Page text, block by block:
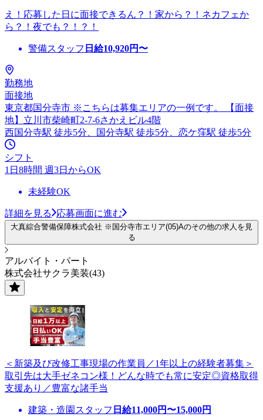
え！応募した日に面接できるん？！家から？！ネカフェか
ら？！夜でも？！？！
警備スタッフ 日給10,920円〜
勤務地
面接地
東京都国分寺市 ※こちらは募集エリアの一例です。 【面接
地】立川市柴崎町2-7-6さかえビル4階
西国分寺駅 徒歩5分、国分寺駅 徒歩5分、恋ケ窪駅 徒歩5分
シフト
1日8時間 週3日からOK
未経験OK
詳細を見る 応募画面に進む
大真綜合警備保障株式会社 ※国分寺市エリア(05)Aのその他の求人を見
る
アルバイト・パート
株式会社サクラ美装(43)
＜新築及び改修工事現場の作業員／1年以上の経験者募集＞
取引先は大手ゼネコン様！どんな時でも常に安定◎資格取得
支援あり／豊富な諸手当
建築・造園スタッフ 日給11,000円〜15,000円